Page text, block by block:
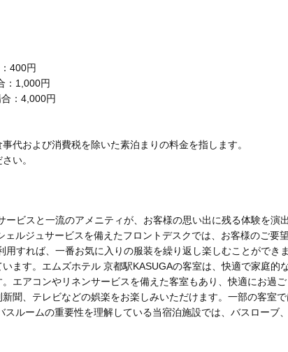
400円
：1,000円
：4,000円
代および消費税を除いた素泊まりの料金を指します。
い。
ービスと一流のアメニティが、お客様の思い出に残る体験を演
ルジュサービスを備えたフロントデスクでは、お客様のご要
用すれば、一番お気に入りの服装を繰り返し楽しむことができ
ます。エムズホテル 京都駅KASUGAの客室は、快適で家庭的
エアコンやリネンサービスを備えた客室もあり、快適にお過
聞、テレビなどの娯楽をお楽しみいただけます。一部の客室
ルームの重要性を理解している当宿泊施設では、バスローブ